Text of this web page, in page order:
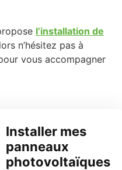
l’installation de
n’hésitez pas à
vous accompagner
Installer mes
panneaux
photovoltaïques